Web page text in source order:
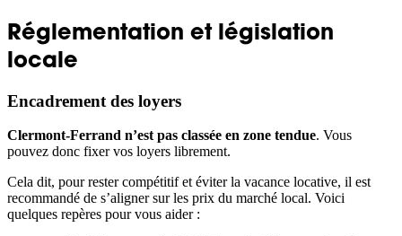
Réglementation et législation
locale
Encadrement des loyers
Clermont-Ferrand n’est pas classée en zone tendue. Vous
pouvez donc fixer vos loyers librement.
Cela dit, pour rester compétitif et éviter la vacance locative, il est
recommandé de s’aligner sur les prix du marché local. Voici
quelques repères pour vous aider :